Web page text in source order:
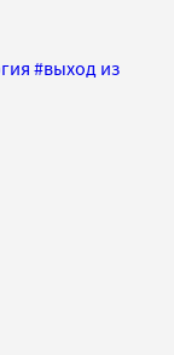
#выход из